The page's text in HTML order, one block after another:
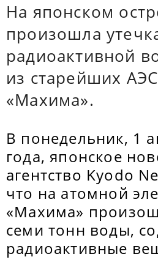
На японском
произошла
радиоактивной
из старейших
«Махима».
В понедельник, 1
года, японское
агентство Kyodo
что на атомной
«Махима»
семи тонн воды,
радиоактивные